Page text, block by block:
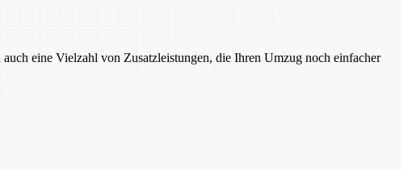
eine Vielzahl von Zusatzleistungen, die Ihren Umzug noch einfacher